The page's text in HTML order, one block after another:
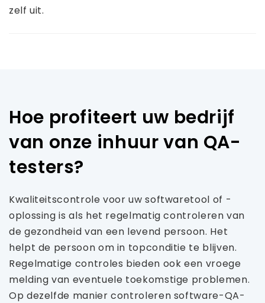
zelf uit.
Hoe profiteert uw bedrijf
van onze inhuur van QA-
testers?
Kwaliteitscontrole voor uw softwaretool of -
oplossing is als het regelmatig controleren van
de gezondheid van een levend persoon. Het
helpt de persoon om in topconditie te blijven.
Regelmatige controles bieden ook een vroege
melding van eventuele toekomstige problemen.
Op dezelfde manier controleren software-QA-